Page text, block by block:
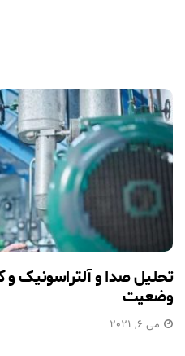
تحلیل صدا و آلتراسونیک و
وضعیت
می 6, 2021